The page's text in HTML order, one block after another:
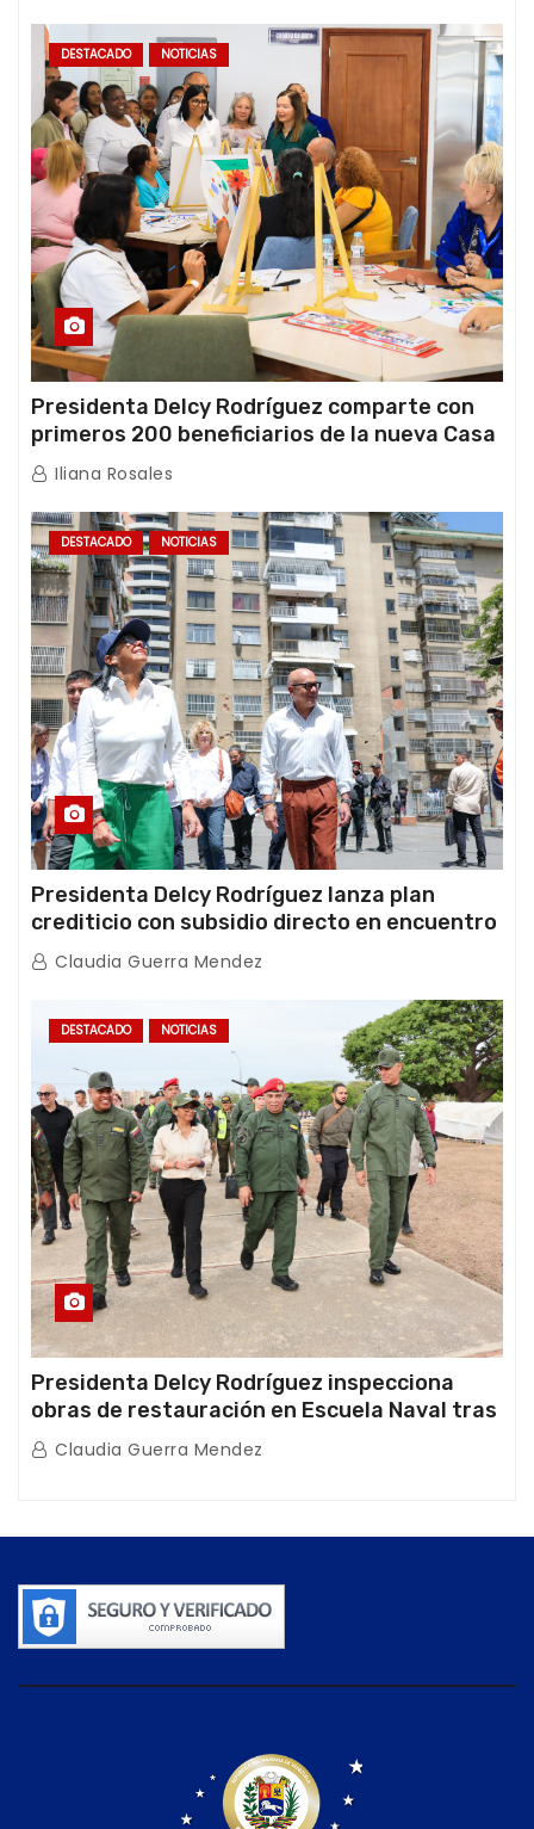
DESTACADO NOTICIAS
Presidenta Delcy Rodríguez comparte con
primeros 200 beneficiarios de la nueva Casa
de los Abuelos “La Primavera” en Caracas
Iliana Rosales
DESTACADO NOTICIAS
Presidenta Delcy Rodríguez lanza plan
crediticio con subsidio directo en encuentro
con Juntas de Condominio
Claudia Guerra Mendez
DESTACADO NOTICIAS
Presidenta Delcy Rodríguez inspecciona
obras de restauración en Escuela Naval tras
afectaciones sísmicas en La Guaira
Claudia Guerra Mendez